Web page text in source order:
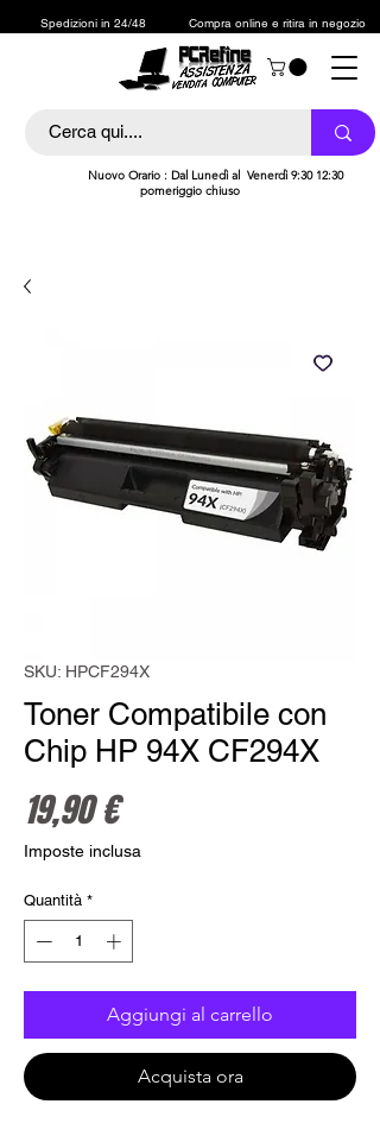
Spedizioni in 24/48
h
Compra online e ritira in negozio
Nuovo Orario : Dal Lunedì al Venerdì 9:30 12:30
pomeriggio chiuso
SKU: HPCF294X
Toner Compatibile con
Chip HP 94X CF294X
19,90 €Prezzo
Imposte inclusa
Quantità *
Aggiungi al carrello
Acquista ora